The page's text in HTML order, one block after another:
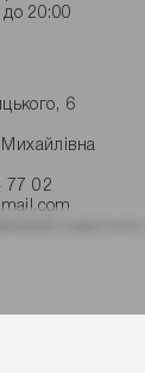
до 20:00
6
77 02